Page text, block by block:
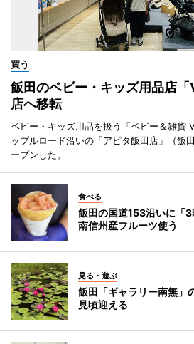
買う
飯田のベビー・キッズ用品店
店へ移転
ベビー・キッズ用品を扱う「ベビー＆雑貨
ップルロード沿いの「アピタ飯田店」（飯
ープンした。
食べる
飯田の国道153沿いに「
南信州産フルーツ使う
見る・遊ぶ
飯田「ギャラリー南無
見頃迎える